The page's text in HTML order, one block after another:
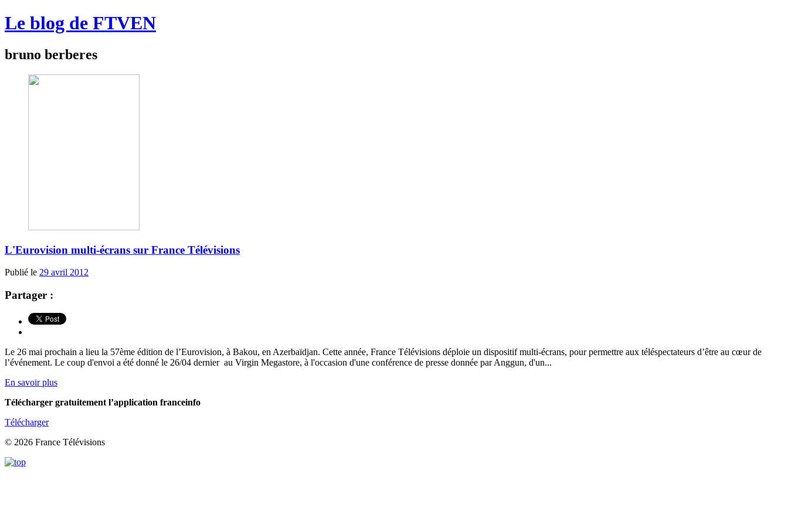
Le blog de FTVEN
bruno berberes
L'Eurovision multi-écrans sur France Télévisions
Publié le 29 avril 2012
Partager :
Le 26 mai prochain a lieu la 57ème édition de l’Eurovision, à Bakou, en Azerbaïdjan. Cette année, France Télévisions déploie un dispositif multi-écrans, pour permettre aux téléspectateurs d’être au cœur de
l’événement. Le coup d'envoi a été donné le 26/04 dernier au Virgin Megastore, à l'occasion d'une conférence de presse donnée par Anggun, d'un...
En savoir plus
Télécharger gratuitement l’application franceinfo
Télécharger
© 2026 France Télévisions